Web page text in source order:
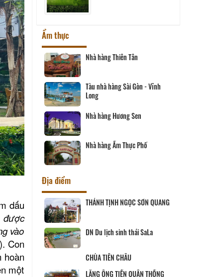
dấu
được
vào
Con
hoàn
một
Ẩm thực
- Vĩnh
Nhà hàng Phương Thủy
Nhà hàng Song Thảo
Nhà hàng Ngân Vinh
Nhà hàng Sáu Tú
Địa điểm
QUANG CHÙA PHƯỚC HẬU
Cơ sở sản xuất và kinh doanh
Út Trinh